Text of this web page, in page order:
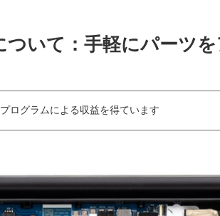
いて：手軽にパーツ
ログラムによる収益を得ています